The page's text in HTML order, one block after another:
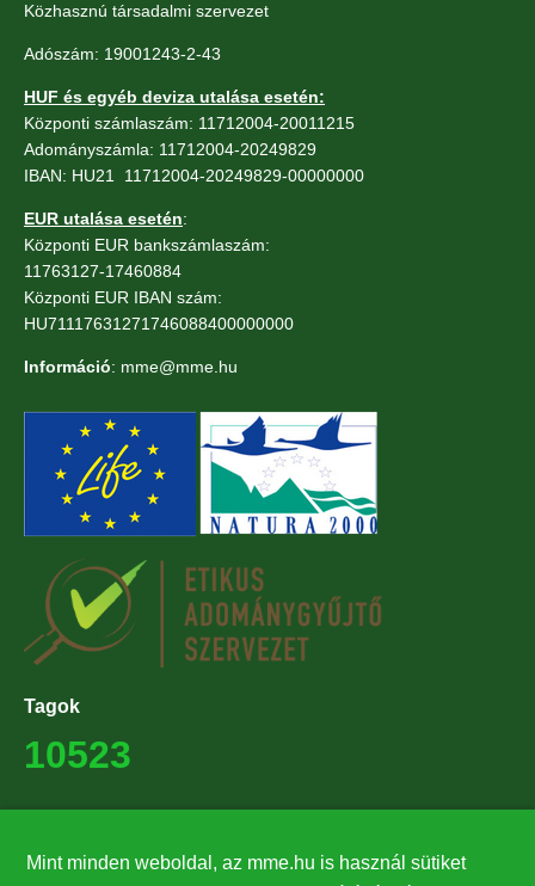
Közhasznú társadalmi szervezet
Adószám: 19001243-2-43
HUF és egyéb deviza utalása esetén:
Központi számlaszám: 11712004-20011215
Adományszámla: 11712004-20249829
IBAN: HU21 11712004-20249829-00000000
EUR utalása esetén:
Központi EUR bankszámlaszám:
11763127-17460884
Központi EUR IBAN szám:
HU71117631271746088400000000
Információ: mme@mme.hu
Tagok
10523
27224
Mint minden weboldal, az mme.hu is használ sütiket